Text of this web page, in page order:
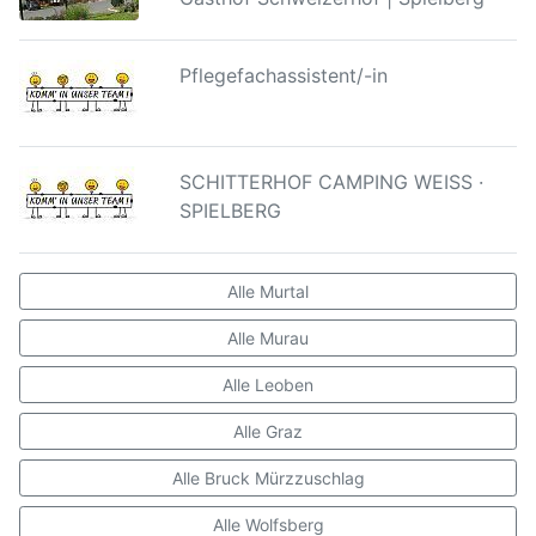
Die Entlohnung erfolgt nach dem
Entlohnungsschema I für Steirische Gemeinde-
Vertragsbedienstete, Entlohnungsgruppe c.
Überzahlung aufgrund von Vordienstzeiten,
Auf dieses Dienstverhältnis findet das Stmk.
Gemeinde-Vertragsbedienstetengesetz
Anwendung.
Voraussichtlicher Dienstantritt:
01. Dezember 2023
Wir freuen uns auf Ihre Bewerbung bis spätestens 15.
November 2023 unter Beifügung der üblichen,
aussagekräftigen Unterlagen an die
Stadtgemeinde Spielberg
Marktpassage 1/B1
Pflegefachassistent/-in
SCHITTERHOF CAMPING WEISS ·
SPIELBERG
Alle Murtal
Alle Murau
Alle Leoben
Alle Graz
Alle Bruck Mürzzuschlag
Alle Wolfsberg